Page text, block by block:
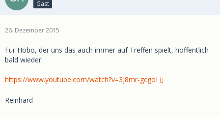
Gast
26. Dezember 2015
Für Hobo, der uns das auch immer auf Treffen spielt, hoffentlich
bald wieder:
https://www.youtube.com/watch?v=3j8mr-gcgoI
Reinhard